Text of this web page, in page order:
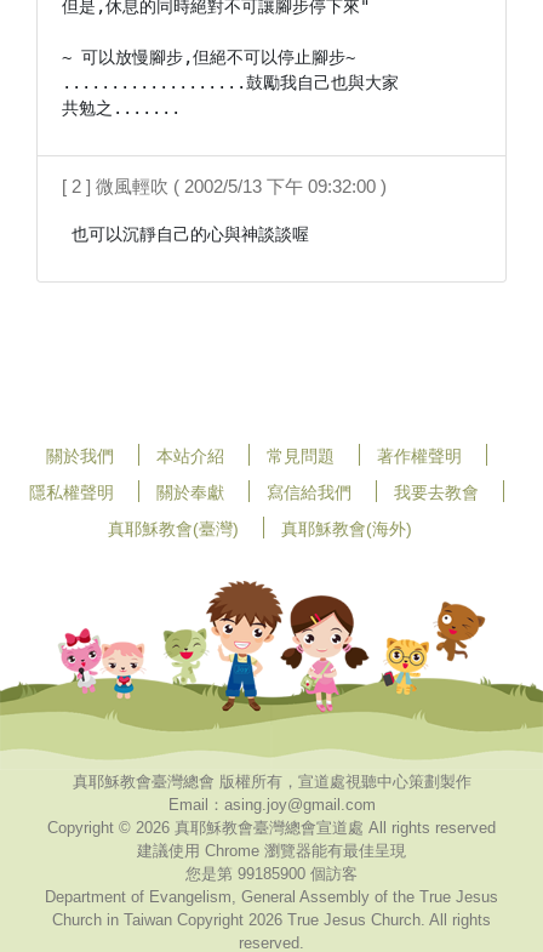
但是,休息的同時絕對不可讓腳步停下來"
~ 可以放慢腳步,但絕不可以停止腳步~
...................鼓勵我自己也與大家
共勉之.......
[ 2 ] 微風輕吹 ( 2002/5/13 下午 09:32:00 )
也可以沉靜自己的心與神談談喔
關於我們 本站介紹 常見問題
著作權聲明
隱私權聲明
關於奉獻 寫信給我們
我要去教會
真耶穌教會(臺灣)
真耶穌教會(海外)
真耶穌教會臺灣總會 版權所有，宣道處視聽中心策劃製作
Email：asing.joy@gmail.com
Copyright © 2026 真耶穌教會臺灣總會宣道處 All rights reserved
建議使用 Chrome 瀏覽器能有最佳呈現
您是第 99185900 個訪客
Department of Evangelism, General Assembly of the True Jesus
Church in Taiwan Copyright 2026 True Jesus Church. All rights
reserved.